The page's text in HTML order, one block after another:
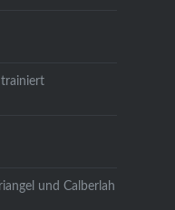
und Calberlah